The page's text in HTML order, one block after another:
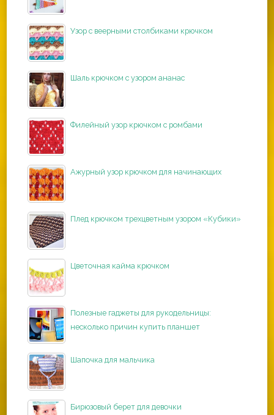
Узор с веерными столбиками крючком
Шаль крючком с узором ананас
Филейный узор крючком с ромбами
Ажурный узор крючком для начинающих
Плед крючком трехцветным узором «Кубики»
Цветочная кайма крючком
Полезные гаджеты для рукодельницы:
несколько причин купить планшет
Шапочка для мальчика
Бирюзовый берет для девочки